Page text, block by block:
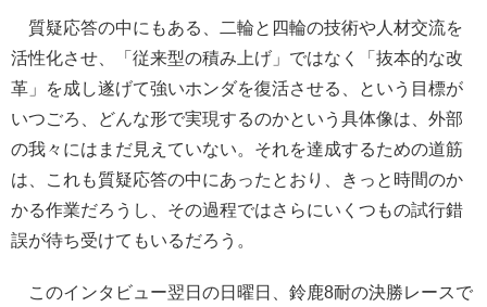
質疑応答の中にもある、二輪と四輪の技術や人材交流を
活性化させ、「従来型の積み上げ」ではなく「抜本的な改
革」を成し遂げて強いホンダを復活させる、という目標が
いつごろ、どんな形で実現するのかという具体像は、外部
の我々にはまだ見えていない。それを達成するための道筋
は、これも質疑応答の中にあったとおり、きっと時間のか
かる作業だろうし、その過程ではさらにいくつもの試行錯
誤が待ち受けてもいるだろう。
このインタビュー翌日の日曜日、鈴鹿8耐の決勝レースで